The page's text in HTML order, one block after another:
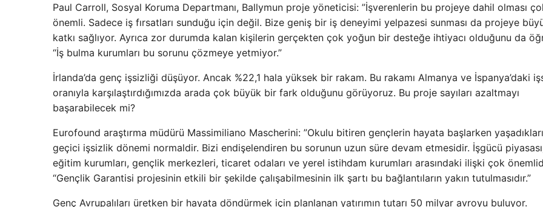
Paul Carroll, Sosyal Koruma Departmanı, Ballymun proje yöneticisi: ”İşverenlerin bu projeye dahil olması
önemli. Sadece iş fırsatları sunduğu için değil. Bize geniş bir iş deneyimi yelpazesi sunması da projeye
katkı sağlıyor. Ayrıca zor durumda kalan kişilerin gerçekten çok yoğun bir desteğe ihtiyacı olduğunu da
“İş bulma kurumları bu sorunu çözmeye yetmiyor.”
İrlanda’da genç işsizliği düşüyor. Ancak %22,1 hala yüksek bir rakam. Bu rakamı Almanya ve İspanya’daki
oranıyla karşılaştırdığımızda arada çok büyük bir fark olduğunu görüyoruz. Bu proje sayıları azaltmayı
başarabilecek mi?
Eurofound araştırma müdürü Massimiliano Mascherini: ”Okulu bitiren gençlerin hayata başlarken yaşadıkları
geçici işsizlik dönemi normaldir. Bizi endişelendiren bu sorunun uzun süre devam etmesidir. İşgücü
eğitim kurumları, gençlik merkezleri, ticaret odaları ve yerel istihdam kurumları arasındaki ilişki çok
“Gençlik Garantisi projesinin etkili bir şekilde çalışabilmesinin ilk şartı bu bağlantıların yakın tutulmasıdır.”
Genç Avrupalıları üretken bir hayata döndürmek için planlanan yatırımın tutarı 50 milyar avroyu buluyor.